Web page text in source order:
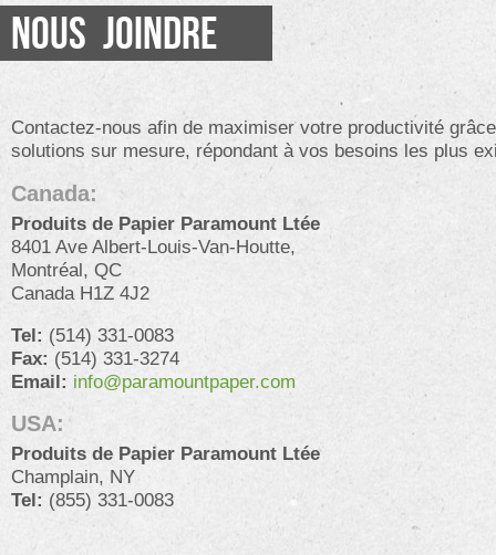
NOUS JOINDRE
Contactez-nous afin de maximiser votre productivité
solutions sur mesure, répondant à vos besoins les plus
Canada:
Produits de Papier Paramount Ltée
8401 Ave Albert-Louis-Van-Houtte,
Montréal, QC
Canada H1Z 4J2
Tel: (514) 331-0083
Fax: (514) 331-3274
Email: info@paramountpaper.com
USA:
Produits de Papier Paramount Ltée
Champlain, NY
Tel: (855) 331-0083